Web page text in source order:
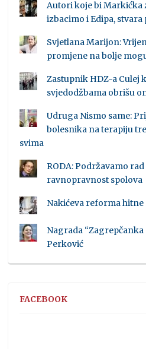
Autori koje bi Markićka
izbacimo i Edipa, stvara
Svjetlana Marijon:
promjene na bolje
Zastupnik HDZ-a Culej
svjedodžbama obrišu
Udruga Nismo same:
bolesnika na terapiju
svima
RODA: Podržavamo
ravnopravnost spolova
Nakićeva reforma hitne
Nagrada
Perković
FACEBOOK